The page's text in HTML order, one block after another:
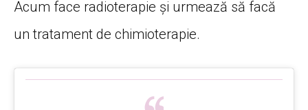
Acum face radioterapie și urmează să facă
un tratament de chimioterapie.